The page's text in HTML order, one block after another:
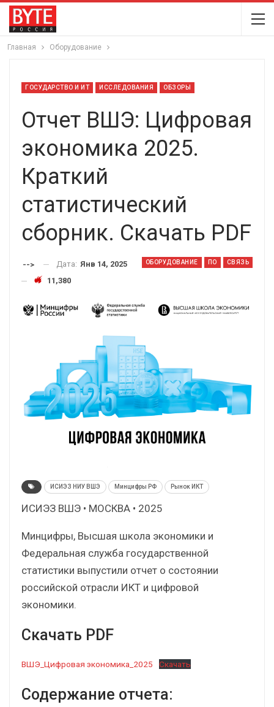
Главная Оборудование
ГОСУДАРСТВО И ИТ ИССЛЕДОВАНИЯ ОБЗОРЫ
Отчет ВШЭ: Цифровая
экономика 2025.
Краткий
статистический
сборник. Скачать PDF
ОБОРУДОВАНИЕ ПО СВЯЗЬ
--> Дата: Янв 14, 2025
11,380
ИСИЭЗ НИУ ВШЭ Минцифры РФ Рынок ИКТ
ИСИЭЗ ВШЭ • МОСКВА • 2025
Минцифры, Высшая школа экономики и
Федеральная служба государственной
статистики выпустили отчет о состоянии
российской отрасли ИКТ и цифровой
экономики.
Cкачать PDF
ВШЭ_Цифровая экономика_2025 Скачать
Содержание отчета: